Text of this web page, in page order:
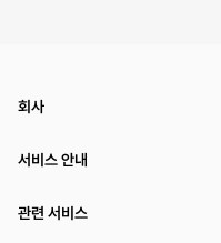
회사
서비스 안내
관련 서비스